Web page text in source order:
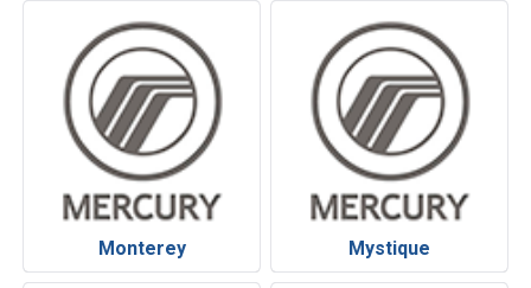
Monterey Mystique